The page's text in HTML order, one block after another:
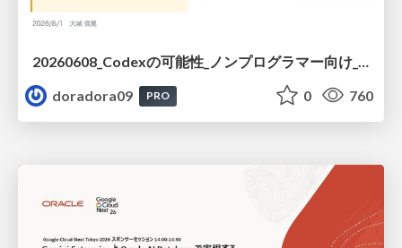
doradora09
PRO 0 760